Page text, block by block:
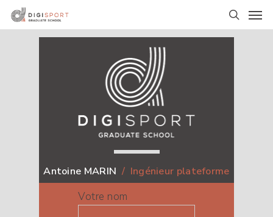
Skip
search
Antoine MARIN / Ingénieur plateforme
Votre nom